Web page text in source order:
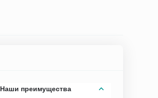
Наши преимущества